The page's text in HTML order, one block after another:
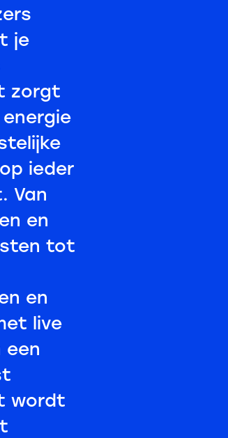
je
zorgt
ieder
Van
en
tot
en
live
een
wordt